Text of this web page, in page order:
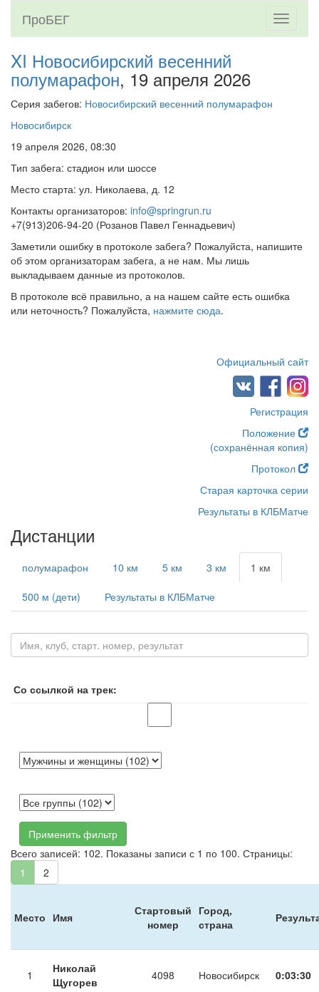
Toggle
ПроБЕГ
XI Новосибирский весенний
полумарафон, 19 апреля 2026
Серия забегов: Новосибирский весенний полумарафон
Новосибирск
19 апреля 2026, 08:30
Тип забега: стадион или шоссе
Место старта: ул. Николаева, д. 12
Контакты организаторов: info@springrun.ru
+7(913)206-94-20 (Розанов Павел Геннадьевич)
Заметили ошибку в протоколе забега? Пожалуйста, напишите
об этом организаторам забега, а не нам. Мы лишь
выкладываем данные из протоколов.
В протоколе всё правильно, а на нашем сайте есть ошибка
или неточность? Пожалуйста, нажмите сюда.
Официальный сайт
Регистрация
Положение
(сохранённая копия)
Протокол
Старая карточка серии
Результаты в КЛБМатче
Дистанции
полумарафон 10 км 5 км 3 км 1 км
500 м (дети) Результаты в КЛБМатче
Со ссылкой на трек:
Применить фильтр
Всего записей: 102. Показаны записи с 1 по 100. Страницы:
1
2
Место Имя
Стартовый
номер
Город,
страна
1
Николай
Щугорев
4098 Новосибирск 0:03:30